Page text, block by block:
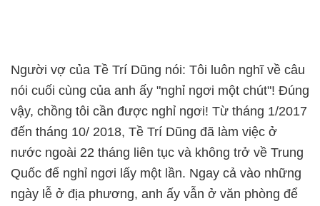
Người vợ của Tề Trí Dũng nói: Tôi luôn nghĩ về câu
nói cuối cùng của anh ấy "nghỉ ngơi một chút"! Đúng
vậy, chồng tôi cần được nghỉ ngơi! Từ tháng 1/2017
đến tháng 10/ 2018, Tề Trí Dũng đã làm việc ở
nước ngoài 22 tháng liên tục và không trở về Trung
Quốc để nghỉ ngơi lấy một lần. Ngay cả vào những
ngày lễ ở địa phương, anh ấy vẫn ở văn phòng để